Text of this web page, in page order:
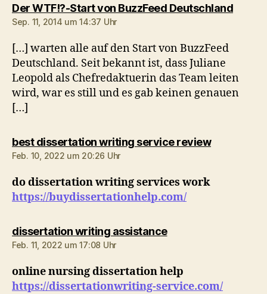
Der WTF!?-Start von BuzzFeed Deutschlandsagt:
Sep. 11, 2014 um 14:37 Uhr
[…] warten alle auf den Start von BuzzFeed
Deutschland. Seit bekannt ist, dass Juliane
Leopold als Chefredaktuerin das Team leiten
wird, war es still und es gab keinen genauen
[…]
best dissertation writing service reviewsagt:
Feb. 10, 2022 um 20:26 Uhr
do dissertation writing services work
https://buydissertationhelp.com/
dissertation writing assistancesagt:
Feb. 11, 2022 um 17:08 Uhr
online nursing dissertation help
https://dissertationwriting-service.com/